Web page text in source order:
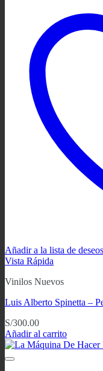
Añadir a la lista de deseos
Vista Rápida
Vinilos Nuevos
Luis Alberto Spinetta –
S/300.00
Añadir al carrito